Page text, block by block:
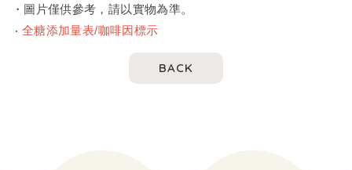
・圖片僅供參考，請以實物為準。
‧全糖添加量表/咖啡因標示
BACK